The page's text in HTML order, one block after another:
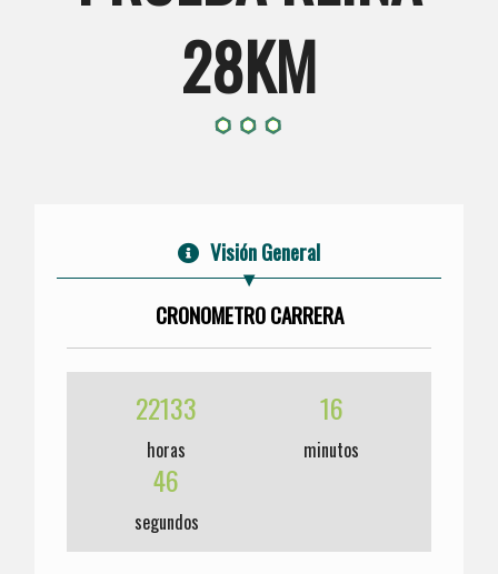
28KM
Visión General
CRONOMETRO CARRERA
22133
horas
16
minutos
46
segundos